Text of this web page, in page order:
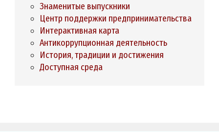
Знаменитые выпускники
Центр поддержки предпринимательства
Интерактивная карта
Антикоррупционная деятельность
История, традиции и достижения
Доступная среда